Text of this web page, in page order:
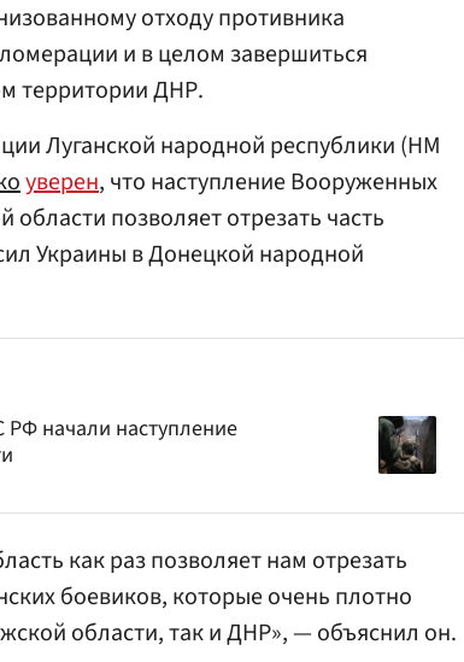
отходу противника
и в целом завершиться
территории ДНР.
Луганской народной республики (НМ
уверен, что наступление Вооруженных
позволяет отрезать часть
Украины в Донецкой народной
РФ начали наступление
как раз позволяет нам отрезать
боевиков, которые очень плотно
области, так и ДНР», — объяснил он.